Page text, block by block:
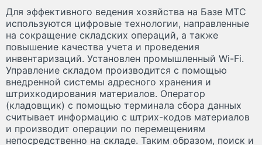
Для эффективного ведения хозяйства на Базе МТС
используются цифровые технологии, направленные
на сокращение складских операций, а также
повышение качества учета и проведения
инвентаризаций. Установлен промышленный Wi-Fi.
Управление складом производится с помощью
внедренной системы адресного хранения и
штрихкодирования материалов. Оператор
(кладовщик) с помощью терминала сбора данных
считывает информацию с штрих-кодов материалов
и производит операции по перемещениям
непосредственно на складе. Таким образом, поиск и